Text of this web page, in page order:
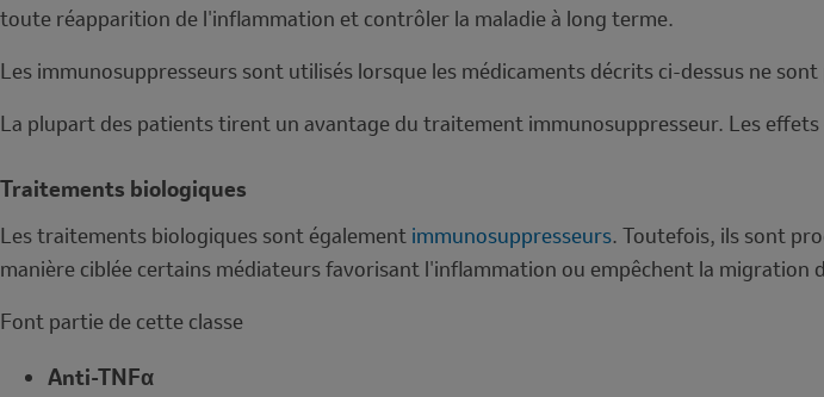
toute réapparition de l'inflammation et contrôler la maladie à long terme.
Les immunosuppresseurs sont utilisés lorsque les médicaments décrits ci-dessus ne
La plupart des patients tirent un avantage du traitement immunosuppresseur. Les
Traitements biologiques
Les traitements biologiques sont également immunosuppresseurs. Toutefois, ils sont
manière ciblée certains médiateurs favorisant l'inflammation ou empêchent la migration
Font partie de cette classe
Anti-TNFα